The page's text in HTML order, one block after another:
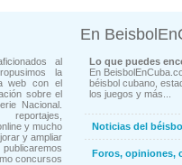
al
la
web con el
sobre el
Nacional.
y mucho
y ampliar
concursos
En
Lo que puedes
En
béisbol cubano,
los juegos y más...
Noticias del
Foros, opiniones,